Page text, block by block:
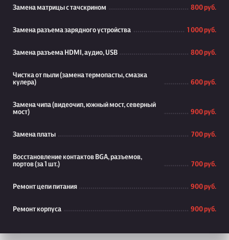
Замена матрицы с тачскрином 800 руб.
Замена разъема зарядного устройства 1 000 руб.
Замена разъема HDMI, аудио, USB 800 руб.
Чистка от пыли (замена термопасты, смазка
кулера)
600 руб.
Замена чипа (видеочип, южный мост, северный
мост)
900 руб.
Замена платы 700 руб.
Восстановление контактов BGA, разъемов,
портов (за 1 шт.)
700 руб.
Ремонт цепи питания 900 руб.
Ремонт корпуса 900 руб.